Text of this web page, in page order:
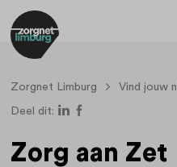
Zorgnet Limburg Vind jouw
Deel dit:
Zorg aan Zet